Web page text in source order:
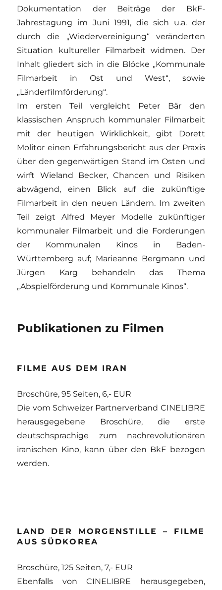
Dokumentation der Beiträge der BkF-
Jahrestagung im Juni 1991, die sich u.a. der
durch die „Wiedervereinigung“ veränderten
Situation kultureller Filmarbeit widmen. Der
Inhalt gliedert sich in die Blöcke „Kommunale
Filmarbeit in Ost und West“, sowie
„Länderfilmförderung“.
Im ersten Teil vergleicht Peter Bär den
klassischen Anspruch kommunaler Filmarbeit
mit der heutigen Wirklichkeit, gibt Dorett
Molitor einen Erfahrungsbericht aus der Praxis
über den gegenwärtigen Stand im Osten und
wirft Wieland Becker, Chancen und Risiken
abwägend, einen Blick auf die zukünftige
Filmarbeit in den neuen Ländern. Im zweiten
Teil zeigt Alfred Meyer Modelle zukünftiger
kommunaler Filmarbeit und die Forderungen
der Kommunalen Kinos in Baden-
Württemberg auf; Marieanne Bergmann und
Jürgen Karg behandeln das Thema
„Abspielförderung und Kommunale Kinos“.
Publikationen zu Filmen
FILME AUS DEM IRAN
Broschüre, 95 Seiten, 6,- EUR
Die vom Schweizer Partnerverband CINELIBRE
herausgegebene Broschüre, die erste
deutschsprachige zum nachrevolutionären
iranischen Kino, kann über den BkF bezogen
werden.
LAND DER MORGENSTILLE – FILME
AUS SÜDKOREA
Broschüre, 125 Seiten, 7,- EUR
Ebenfalls von CINELIBRE herausgegeben,